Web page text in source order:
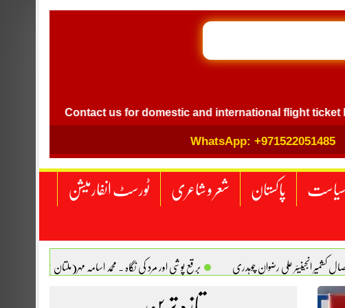
GB
Contact us for domestic and international flight ticket
WhatsApp: +971522051485
سیاست پاکستان شعر و شاعری ٹورسٹ انفارمیشن
کشمیر انجینیئر علی رضوان چوہدری برقع پوشی اور مرد کی نگاہ . محمد اسامہ مہر(ملتان )